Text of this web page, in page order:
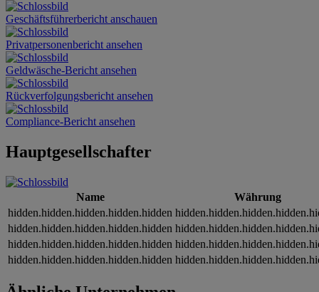
Geschäftsführerbericht anschauen
Privatpersonenbericht ansehen
Geldwäsche-Bericht ansehen
Rückverfolgungsbericht ansehen
Compliance-Bericht ansehen
Hauptgesellschafter
Name
Währung
hidden.hidden.hidden.hidden.hidden
hidden.hidden.hidden.hidden.hidden
hidden.hidden.hidden.hidden.hidden
hidden.hidden.hidden.hidden.hidden